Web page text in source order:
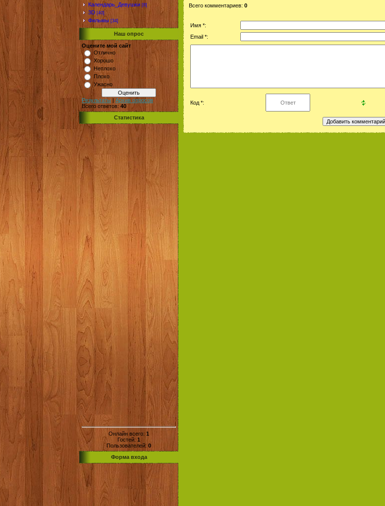
Календарь_Девушки [8]
3D [40]
Фильмы [34]
Наш опрос
Оцените мой сайт
Отлично
Хорошо
Неплохо
Плохо
Ужасно
Результаты | Архив опросов
Всего ответов: 40
Статистика
Онлайн всего: 1
Гостей: 1
Пользователей: 0
Форма входа
Всего комментариев: 0
Имя *:
Email *:
Код *: